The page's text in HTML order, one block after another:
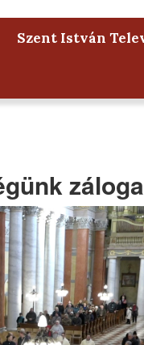
Szent István